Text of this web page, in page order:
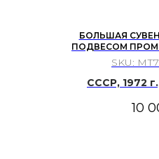
БОЛЬШАЯ
ПОДВЕСОМ
SKU:
СССР, 1972
10